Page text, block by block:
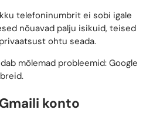
telefoninumbrit ei sobi igale
nõuavad palju isikuid, teised
ohtu seada.
mõlemad probleemid: Google
konto